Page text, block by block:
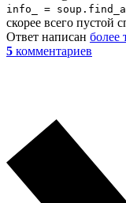
info_ =
скорее всего пустой
Ответ написан более
5 комментариев